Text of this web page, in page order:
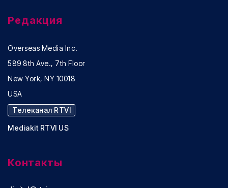
Редакция
Overseas Media Inc.
589 8th Ave., 7th Floor
New York, NY 10018
USA
Телеканал RTVI
Mediakit RTVI US
Контакты